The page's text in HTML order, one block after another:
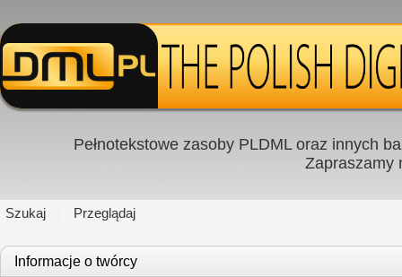
Pełnotekstowe zasoby PLDML oraz innych
Zapraszamy
Szukaj Przeglądaj
Informacje o twórcy